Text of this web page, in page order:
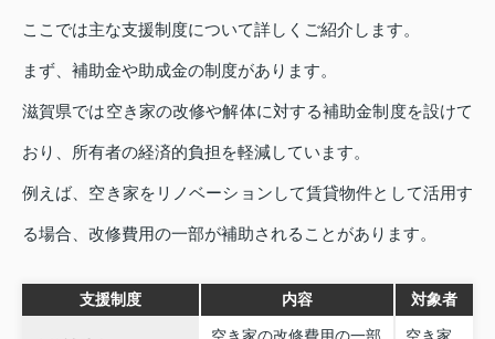
ここでは主な支援制度について詳しくご紹介します。
まず、補助金や助成金の制度があります。
滋賀県では空き家の改修や解体に対する補助金制度を設けて
おり、所有者の経済的負担を軽減しています。
例えば、空き家をリノベーションして賃貸物件として活用す
る場合、改修費用の一部が補助されることがあります。
支援制度 内容 対象者